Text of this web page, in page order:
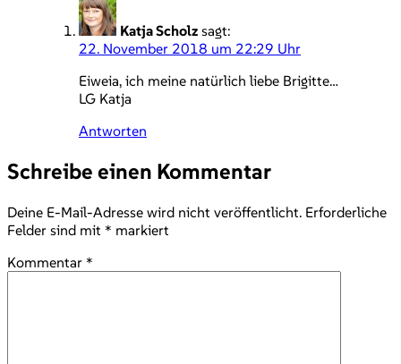
Katja Scholz sagt:
22. November 2018 um 22:29 Uhr
Eiweia, ich meine natürlich liebe Brigitte…
LG Katja
Antworten
Schreibe einen Kommentar
Deine E-Mail-Adresse wird nicht veröffentlicht. Erforderliche
Felder sind mit * markiert
Kommentar *